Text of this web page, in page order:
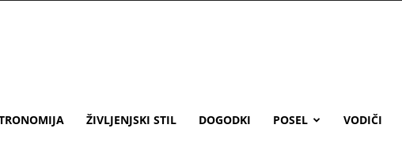
ŽIVLJENJSKI STIL DOGODKI POSEL VODIČI